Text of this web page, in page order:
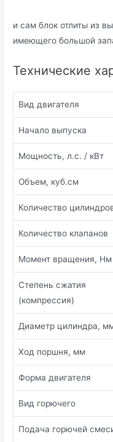
и сам блок отлиты из
имеющего большой
Технические
Вид двигателя
Начало выпуска
Мощность, л.с. / кВт
Объем, куб.см
Количество
Количество клапанов
Момент вращения, Нм
Степень сжатия
(компрессия)
Диаметр цилиндра,
Ход поршня, мм
Форма двигателя
Вид горючего
Подача горючей